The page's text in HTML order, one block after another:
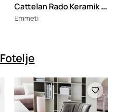
C
attelan Rado Keramik konzola
Emmeti
Fotelje
Loading